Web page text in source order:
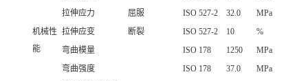
机械性
能
拉伸应力
屈服 ISO 527-2 32.0
MPa
拉伸应变
断裂 ISO 527-2 10
%
弯曲模量
ISO 178 1250
MPa
弯曲强度
ISO 178 37.0
MPa